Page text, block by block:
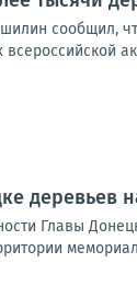
сообщил,
деревьев
Главы